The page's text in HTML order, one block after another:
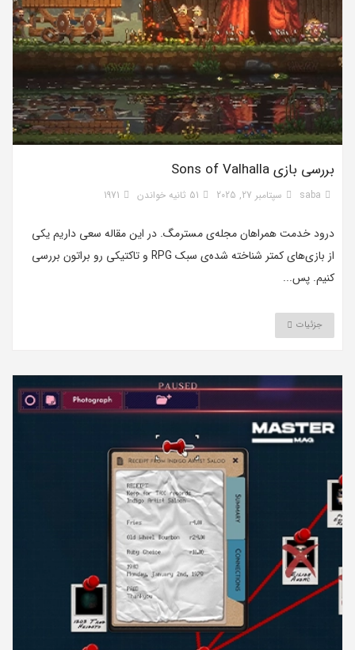
بررسی بازی Sons of Valhalla
saba سپتامبر 27, 2025 51 ثانیه خواندن 1971
درود خدمت همراهان مجله‌ی مسترمگ. در این مقاله سعی داریم یکی
از بازی‌های کمتر شناخته‌ شده‌ی سبک RPG و تاکتیکی رو براتون بررسی
کنیم. پس...
جزئیات